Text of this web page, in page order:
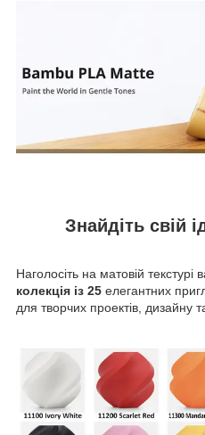
Знайдіть свій
Наголосіть на матовій
колекція із 25 елегантних
для творчих проектів, дизайну